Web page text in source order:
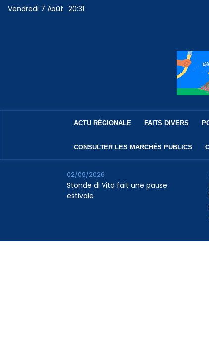
Vendredi 7 Août 20:31
ACTU RÉGIONALE FAITS DIVERS
CONSULTER LES MARCHÉS PUBLICS
Stonde di Vita fait une pause
estivale
02/09/2026